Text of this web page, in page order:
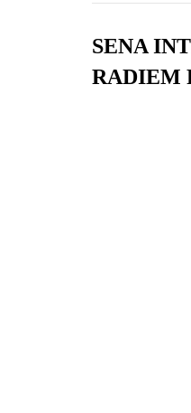
SENA
RADIEM